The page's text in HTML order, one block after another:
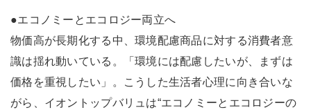
●エコノミーとエコロジー両立へ
物価高が長期化する中、環境配慮商品に対する消費者意
識は揺れ動いている。「環境には配慮したいが、まずは
価格を重視したい」。こうした生活者心理に向き合いな
がら、イオントップバリュは“エコノミーとエコロジーの